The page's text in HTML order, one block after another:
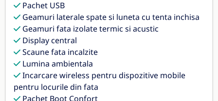
Pachet USB
Geamuri laterale spate si luneta cu tenta inchisa
Geamuri fata izolate termic si acustic
Display central
Scaune fata incalzite
Lumina ambientala
Incarcare wireless pentru dispozitive mobile
pentru locurile din fata
Pachet Boot Confort